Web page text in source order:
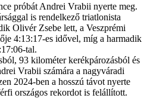
próbát Andrei Vrabii nyerte meg.
is rendelkező triatlonista
Olivér Zsebe lett, a Veszprémi
4:13:17-es idővel, míg a harmadik
tal.
93 kilométer kerékpározásból és
Vrabii számára a nagyváradi
2024-ben a hosszú távot nyerte
országos rekordot is felállított.